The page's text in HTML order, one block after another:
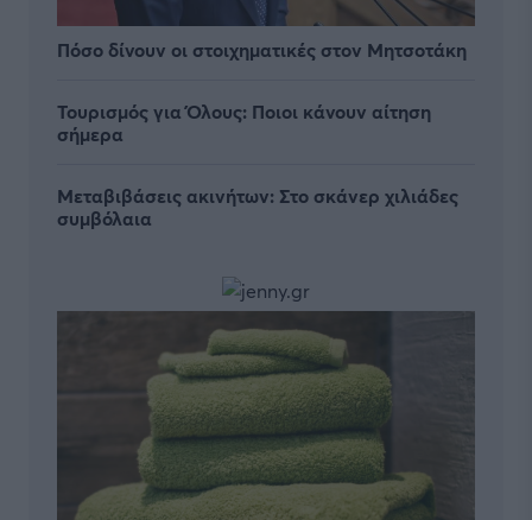
Πόσο δίνουν οι στοιχηματικές στον Μητσοτάκη
Τουρισμός για Όλους: Ποιοι κάνουν αίτηση
σήμερα
Μεταβιβάσεις ακινήτων: Στο σκάνερ χιλιάδες
συμβόλαια